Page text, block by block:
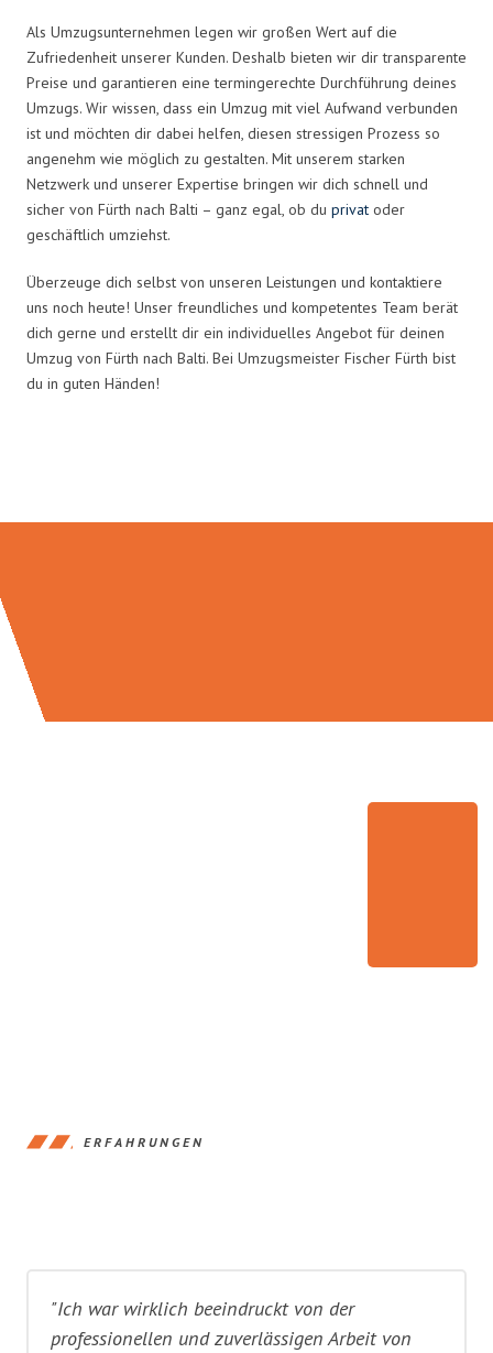
Als Umzugsunternehmen legen wir großen Wert auf die
Zufriedenheit unserer Kunden. Deshalb bieten wir dir transparente
Preise und garantieren eine termingerechte Durchführung deines
Umzugs. Wir wissen, dass ein Umzug mit viel Aufwand verbunden
ist und möchten dir dabei helfen, diesen stressigen Prozess so
angenehm wie möglich zu gestalten. Mit unserem starken
Netzwerk und unserer Expertise bringen wir dich schnell und
sicher von Fürth nach Balti – ganz egal, ob du privat oder
geschäftlich umziehst.
Überzeuge dich selbst von unseren Leistungen und kontaktiere
uns noch heute! Unser freundliches und kompetentes Team berät
dich gerne und erstellt dir ein individuelles Angebot für deinen
Umzug von Fürth nach Balti. Bei Umzugsmeister Fischer Fürth bist
du in guten Händen!
ERFAHRUNGEN
"Ich war wirklich beeindruckt von der
professionellen und zuverlässigen Arbeit von